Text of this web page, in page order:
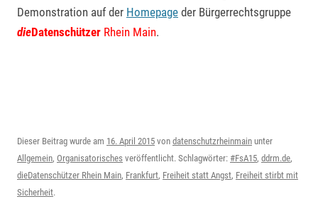
Demonstration auf der Homepage der Bürgerrechtsgruppe
dieDatenschützer Rhein Main.
Dieser Beitrag wurde am 16. April 2015 von datenschutzrheinmain unter
Allgemein, Organisatorisches veröffentlicht. Schlagwörter: #FsA15, ddrm.de,
dieDatenschützer Rhein Main, Frankfurt, Freiheit statt Angst, Freiheit stirbt mit
Sicherheit.